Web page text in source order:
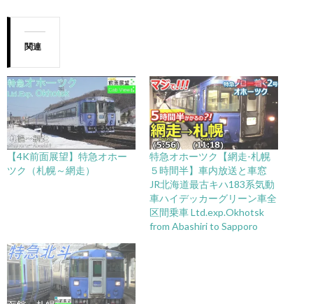
関連
【4K前面展望】特急オホー
ツク（札幌～網走）
特急オホーツク【網走-札幌
５時間半】車内放送と車窓
JR北海道最古キハ183系気動
車ハイデッカーグリーン車全
区間乗車 Ltd.exp.Okhotsk
from Abashiri to Sapporo